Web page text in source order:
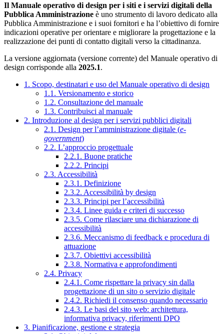
Il Manuale operativo di design per i siti e i servizi digitali della
Pubblica Amministrazione è uno strumento di lavoro dedicato alla
Pubblica Amministrazione e i suoi fornitori e ha l’obiettivo di fornire
indicazioni operative per orientare e migliorare la progettazione e la
realizzazione dei punti di contatto digitali verso la cittadinanza.
La versione aggiornata (versione corrente) del Manuale operativo di
design corrisponde alla 2025.1.
1. Scopo, destinatari e uso del Manuale operativo di design
1.1. Versionamento e storico
1.2. Consultazione del manuale
1.3. Contribuisci al manuale
2. Introduzione al design per i servizi pubblici digitali
2.1. Design per l’amministrazione digitale (e-
government)
2.2. L’approccio progettuale
2.2.1. Buone pratiche
2.2.2. Principi
2.3. Accessibilità
2.3.1. Definizione
2.3.2. Accessibilità by design
2.3.3. Principi per l’accessibilità
2.3.4. Linee guida e criteri di successo
2.3.5. Come rilasciare una dichiarazione di
accessibilità
2.3.6. Meccanismo di feedback e procedura di
attuazione
2.3.7. Obiettivi accessibilità
2.3.8. Normativa e approfondimenti
2.4. Privacy
2.4.1. Come rispettare la privacy sin dalla
progettazione di un sito o servizio digitale
2.4.2. Richiedi il consenso quando necessario
2.4.3. Le basi del sito web: architettura,
informativa privacy, riferimenti DPO
3. Pianificazione, gestione e strategia